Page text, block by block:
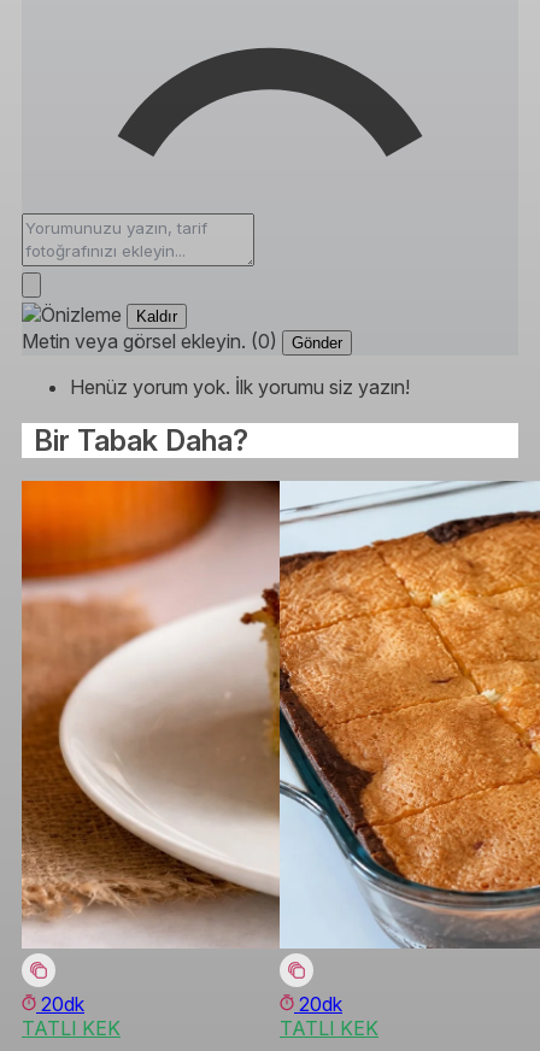
Kaldır
Metin veya görsel ekleyin. (0) Gönder
Henüz yorum yok. İlk yorumu siz yazın!
Bir Tabak Daha?
20dk
TATLI KEK
20dk
TATLI KEK